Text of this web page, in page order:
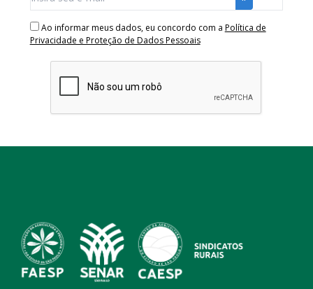
Ao informar meus dados, eu concordo com a Política de
Privacidade e Proteção de Dados Pessoais